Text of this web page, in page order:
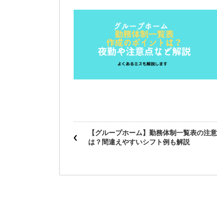
【グループホーム】勤務体制一覧表の注
は？間違えやすいシフト例も解説